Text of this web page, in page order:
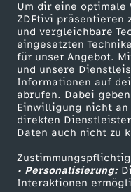
Um dir eine optimale
ZDFtivi präsentieren
und vergleichbare
eingesetzten
für unser Angebot.
und unsere
Informationen auf
abrufen. Dabei
Einwilligung nicht
direkten
Daten auch nicht zu
• Personalisierung:
Interaktionen
-
Z
w
e
i
Mehr ZDF
ZDF-Apps
Smart TV
ZDFtext
Livestreams
Sendungen A-Z